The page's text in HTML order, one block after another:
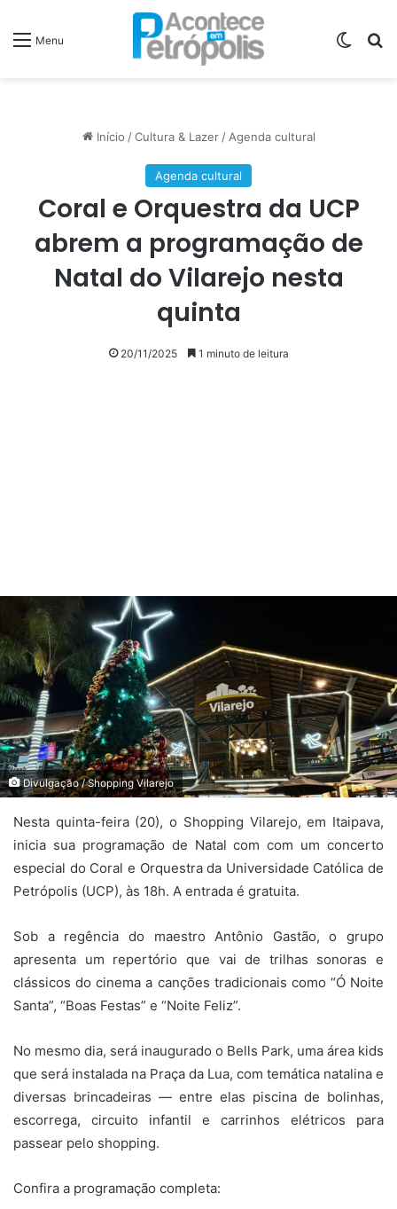
Menu
Início / Cultura & Lazer / Agenda cultural
Agenda cultural
Coral e Orquestra da UCP
abrem a programação de
Natal do Vilarejo nesta
quinta
20/11/2025 1 minuto de leitura
Divulgação / Shopping Vilarejo
Nesta quinta-feira (20), o Shopping Vilarejo, em Itaipava,
inicia sua programação de Natal com com um concerto
especial do Coral e Orquestra da Universidade Católica de
Petrópolis (UCP), às 18h. A entrada é gratuita.
Sob a regência do maestro Antônio Gastão, o grupo
apresenta um repertório que vai de trilhas sonoras e
clássicos do cinema a canções tradicionais como “Ó Noite
Santa”, “Boas Festas” e “Noite Feliz”.
No mesmo dia, será inaugurado o Bells Park, uma área kids
que será instalada na Praça da Lua, com temática natalina e
diversas brincadeiras — entre elas piscina de bolinhas,
escorrega, circuito infantil e carrinhos elétricos para
passear pelo shopping.
Confira a programação completa: